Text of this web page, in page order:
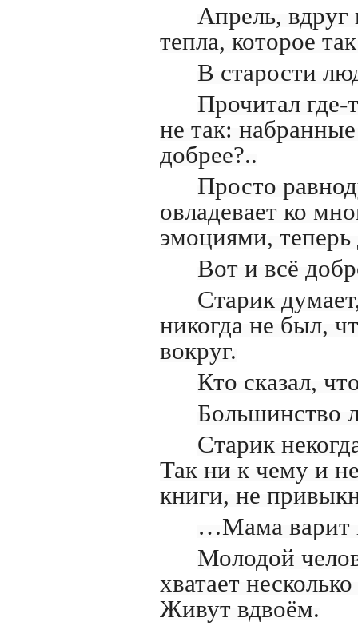
Апрель, вдруг
тепла, которое
В старости
Прочитал где-
не так:
добрее?..
Просто
овладевает ко
эмоциями,
Вот и всё
Старик
никогда не был,
вокруг.
Кто сказал,
Большинство
Старик
Так ни к чему и
книги, не
…Мама варит
Молодой
хватает
Живут вдвоём.